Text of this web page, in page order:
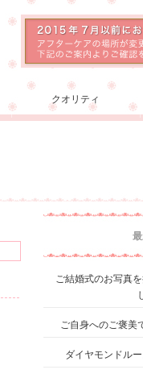
クオリティ
ご結婚式のお写真
ご自身へのご褒美
ダイヤモンドル